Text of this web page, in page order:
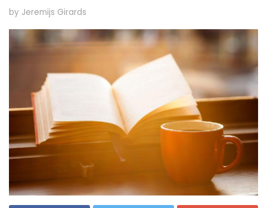
by Jeremijs Girards